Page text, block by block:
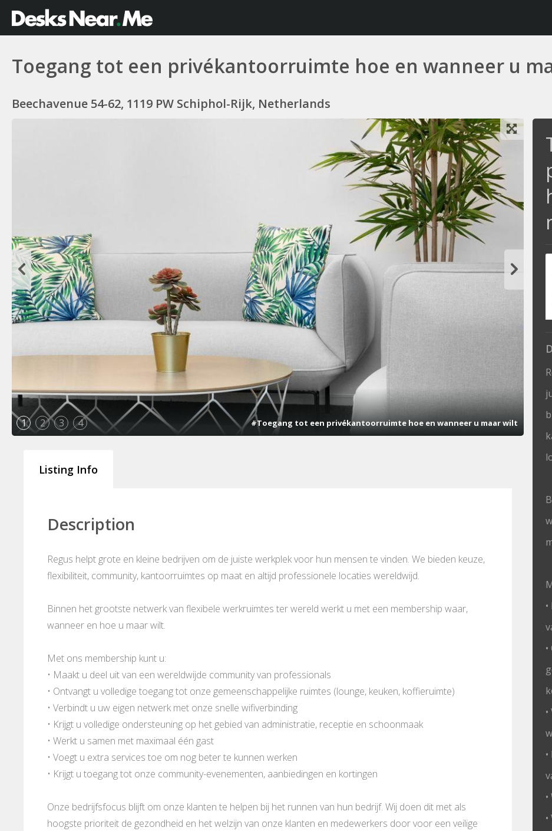
Toegang tot een privékantoorruimte hoe en wanneer u
Beechavenue 54-62, 1119 PW Schiphol-Rijk, Netherlands
1 2 3 4 #Toegang tot een privékantoorruimte hoe en wanneer u maar wilt
Listing Info
Description
Regus helpt grote en kleine bedrijven om de juiste werkplek voor hun mensen te vinden. We bieden keuze,
flexibiliteit, community, kantoorruimtes op maat en altijd professionele locaties wereldwijd.
Binnen het grootste netwerk van flexibele werkruimtes ter wereld werkt u met een membership waar,
wanneer en hoe u maar wilt.
Met ons membership kunt u:
• Maakt u deel uit van een wereldwijde community van professionals
• Ontvangt u volledige toegang tot onze gemeenschappelijke ruimtes (lounge, keuken, koffieruimte)
• Verbindt u uw eigen netwerk met onze snelle wifiverbinding
• Krijgt u volledige ondersteuning op het gebied van administratie, receptie en schoonmaak
• Werkt u samen met maximaal één gast
• Voegt u extra services toe om nog beter te kunnen werken
• Krijgt u toegang tot onze community-evenementen, aanbiedingen en kortingen
Onze bedrijfsfocus blijft om onze klanten te helpen bij het runnen van hun bedrijf. Wij doen dit met als
hoogste prioriteit de gezondheid en het welzijn van onze klanten en medewerkers door voor een veilige